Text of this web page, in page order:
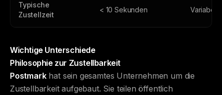
Typische
Zustellzeit
< 10 Sekunden Variabel
Wichtige Unterschiede
Philosophie zur Zustellbarkeit
Postmarkhat sein gesamtes Unternehmen um die
Zustellbarkeit aufgebaut. Sie teilen öffentlich